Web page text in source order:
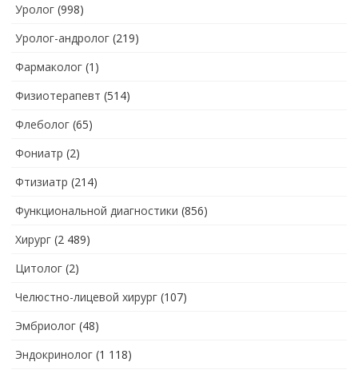
Уролог (998)
Уролог-андролог (219)
Фармаколог (1)
Физиотерапевт (514)
Флеболог (65)
Фониатр (2)
Фтизиатр (214)
Функциональной диагностики (856)
Хирург (2 489)
Цитолог (2)
Челюстно-лицевой хирург (107)
Эмбриолог (48)
Эндокринолог (1 118)